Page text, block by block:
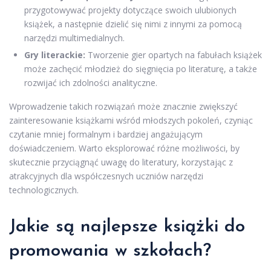
przygotowywać projekty dotyczące swoich ulubionych
książek, a następnie dzielić się nimi z innymi za pomocą
narzędzi multimedialnych.
Gry literackie: Tworzenie gier opartych na fabułach książek
może zachęcić młodzież do sięgnięcia po literaturę, a także
rozwijać ich zdolności analityczne.
Wprowadzenie takich rozwiązań może znacznie zwiększyć
zainteresowanie książkami wśród młodszych pokoleń, czyniąc
czytanie mniej formalnym i bardziej angażującym
doświadczeniem. Warto eksplorować różne możliwości, by
skutecznie przyciągnąć uwagę do literatury, korzystając z
atrakcyjnych dla współczesnych uczniów narzędzi
technologicznych.
Jakie są najlepsze książki do
promowania w szkołach?